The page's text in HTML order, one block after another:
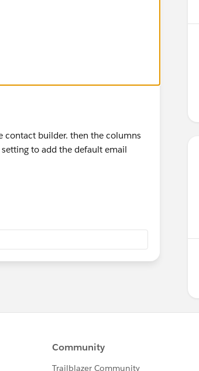
contact builder. then the columns
to add the default email